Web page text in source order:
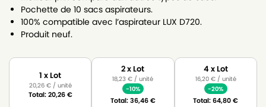
Pochette de 10 sacs aspirateurs.
100% compatible avec l’aspirateur LUX D720.
Produit neuf.
1 x Lot
20,26 €/ unité
Total:20,26€
2 x Lot
18,23€ / unité
-10%
Total:36,46€
4 x Lot
16,20 €/ unité
-20%
Total:64,80€